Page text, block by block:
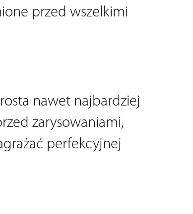
przed wszelkimi
nawet najbardziej
zarysowaniami,
perfekcyjnej